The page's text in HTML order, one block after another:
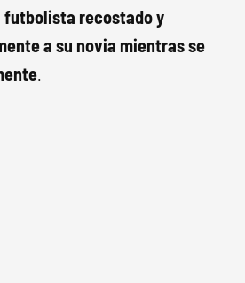
futbolista recostado y
a su novia mientras se
.